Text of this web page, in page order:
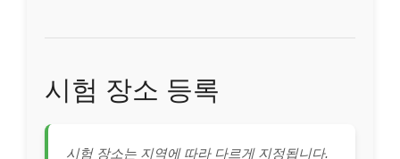
시험 장소 등록
시험 장소는 지역에 따라 다르게 지정됩니다.